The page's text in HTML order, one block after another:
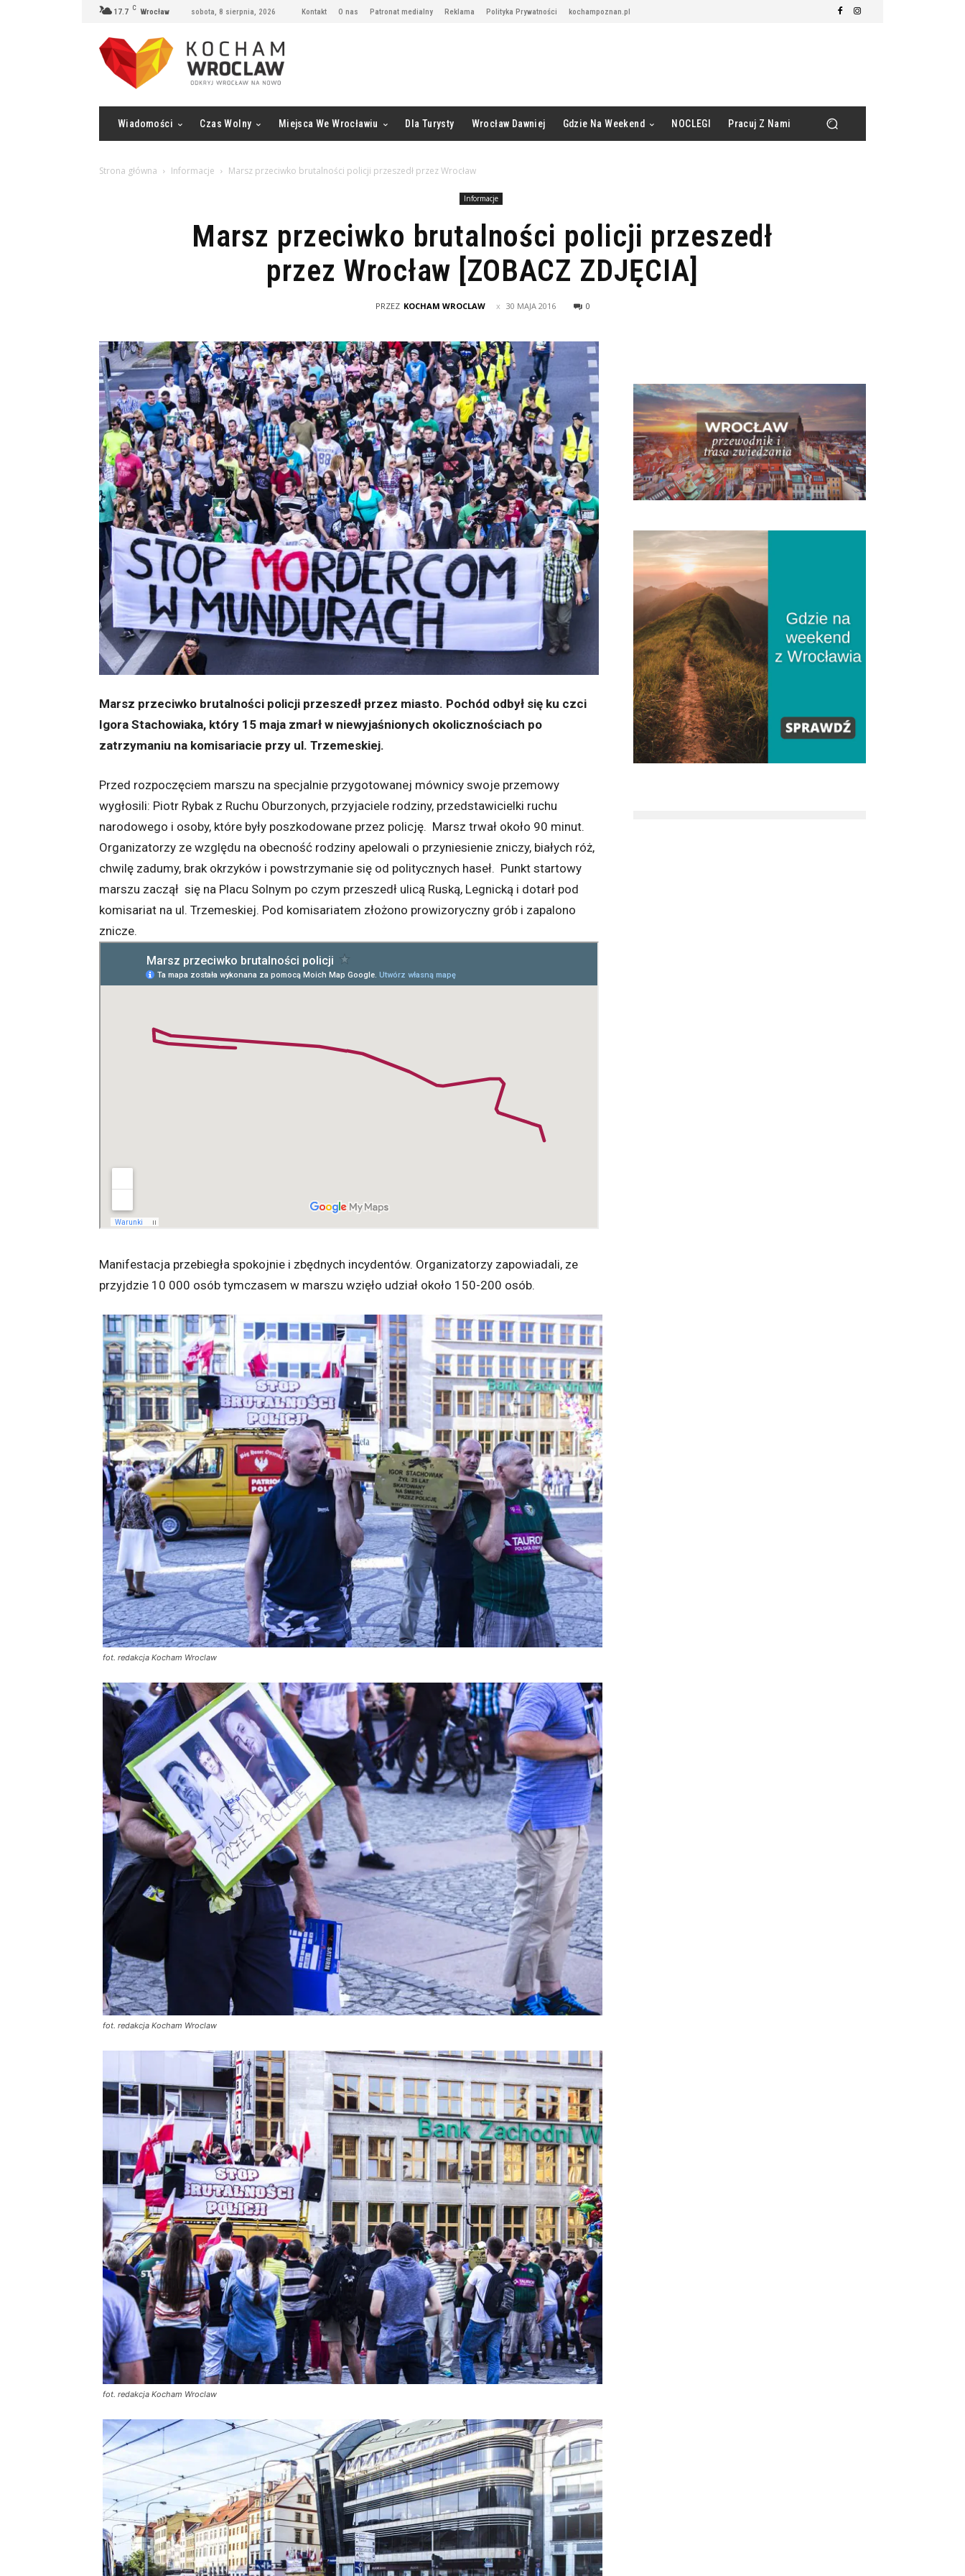
17.7 C Wrocław sobota, 8 sierpnia, 2026 Kontakt O nas Patronat medialny Reklama Polityka Prywatności kochampoznan.pl
Wiadomości Czas Wolny Miejsca We Wrocławiu Dla Turysty Wrocław Dawniej Gdzie Na Weekend NOCLEGI Pracuj Z Nami
Strona główna Informacje Marsz przeciwko brutalności policji przeszedł przez Wrocław
Informacje
Marsz przeciwko brutalności policji przeszedł
przez Wrocław [ZOBACZ ZDJĘCIA]
PRZEZ KOCHAM WROCLAW 30 MAJA 2016 0
Marsz przeciwko brutalności policji przeszedł przez miasto. Pochód odbył się ku czci
Igora Stachowiaka, który 15 maja zmarł w niewyjaśnionych okolicznościach po
zatrzymaniu na komisariacie przy ul. Trzemeskiej.
Przed rozpoczęciem marszu na specjalnie przygotowanej mównicy swoje przemowy
wygłosili: Piotr Rybak z Ruchu Oburzonych, przyjaciele rodziny, przedstawicielki ruchu
narodowego i osoby, które były poszkodowane przez policję. Marsz trwał około 90 minut.
Organizatorzy ze względu na obecność rodziny apelowali o przyniesienie zniczy, białych róż,
chwilę zadumy, brak okrzyków i powstrzymanie się od politycznych haseł. Punkt startowy
marszu zaczął się na Placu Solnym po czym przeszedł ulicą Ruską, Legnicką i dotarł pod
komisariat na ul. Trzemeskiej. Pod komisariatem złożono prowizoryczny grób i zapalono
znicze.
Manifestacja przebiegła spokojnie i zbędnych incydentów. Organizatorzy zapowiadali, ze
przyjdzie 10 000 osób tymczasem w marszu wzięło udział około 150-200 osób.
fot. redakcja Kocham Wroclaw
fot. redakcja Kocham Wroclaw
fot. redakcja Kocham Wroclaw